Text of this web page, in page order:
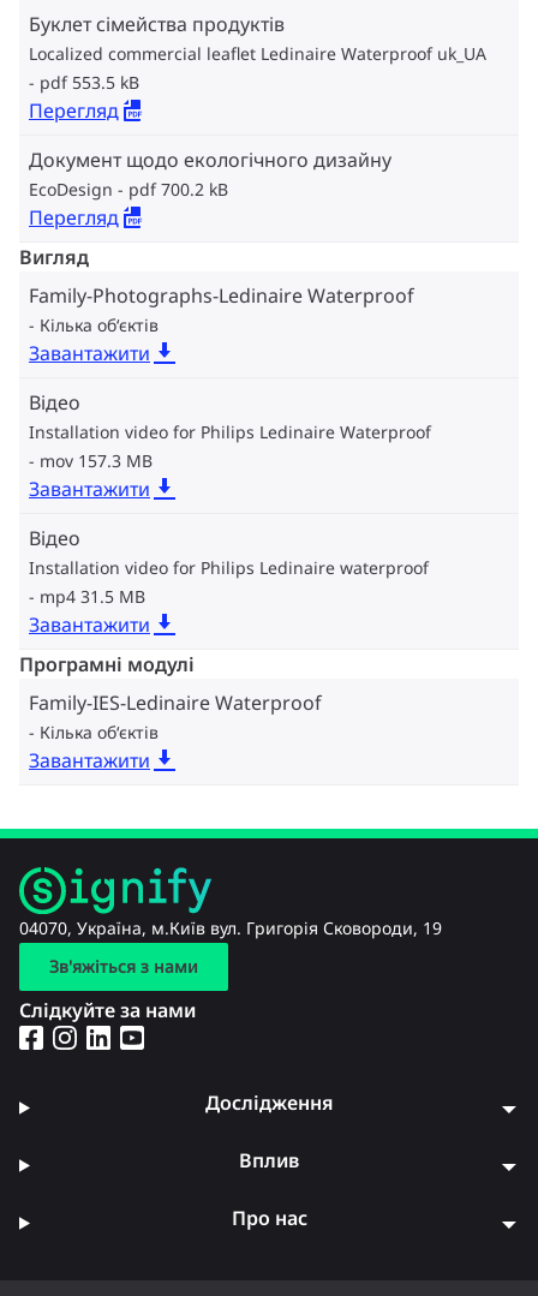
Буклет сімейства продуктів
Localized commercial leaflet Ledinaire Waterproof uk_UA
pdf 553.5 kB
Перегляд
Документ щодо екологічного дизайну
EcoDesign pdf 700.2 kB
Перегляд
Вигляд
Family-Photographs-Ledinaire Waterproof
Кілька об‘єктів
Завантажити
Відео
Installation video for Philips Ledinaire Waterproof
mov 157.3 MB
Завантажити
Відео
Installation video for Philips Ledinaire waterproof
mp4 31.5 MB
Завантажити
Програмні модулі
Family-IES-Ledinaire Waterproof
Кілька об‘єктів
Завантажити
04070, Україна, м.Київ вул. Григорія Сковороди, 19
Зв'яжіться з нами
Слідкуйте за нами
Дослідження
Вплив
Про нас